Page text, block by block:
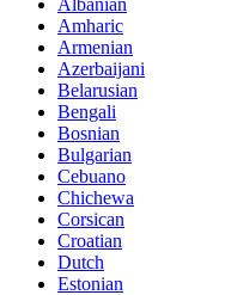
Amharic
Armenian
Azerbaijani
Belarusian
Bengali
Bosnian
Bulgarian
Cebuano
Chichewa
Corsican
Croatian
Dutch
Estonian